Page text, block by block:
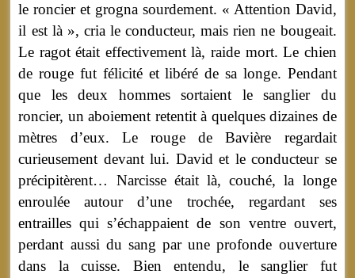
le roncier et grogna sourdement. « Attention David,
il est là », cria le conducteur, mais rien ne bougeait.
Le ragot était effectivement là, raide mort. Le chien
de rouge fut félicité et libéré de sa longe. Pendant
que les deux hommes sortaient le sanglier du
roncier, un aboiement retentit à quelques dizaines de
mètres d’eux. Le rouge de Bavière regardait
curieusement devant lui. David et le conducteur se
précipitèrent… Narcisse était là, couché, la longe
enroulée autour d’une trochée, regardant ses
entrailles qui s’échappaient de son ventre ouvert,
perdant aussi du sang par une profonde ouverture
dans la cuisse. Bien entendu, le sanglier fut